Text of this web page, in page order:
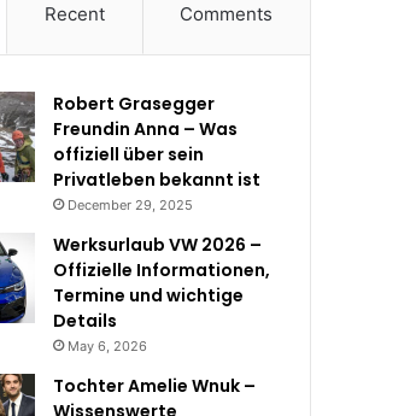
Recent Comments
Robert Grasegger
Freundin Anna – Was
offiziell über sein
Privatleben bekannt ist
December 29, 2025
Werksurlaub VW 2026 –
Offizielle Informationen,
Termine und wichtige
Details
May 6, 2026
Tochter Amelie Wnuk –
Wissenswerte